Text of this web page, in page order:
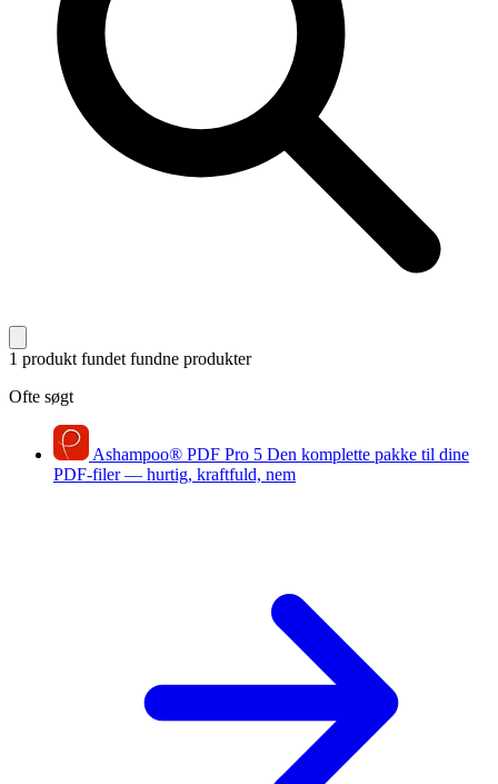
1 produkt fundet fundne produkter
Ofte søgt
Ashampoo® PDF Pro 5 Den komplette pakke til dine
PDF-filer — hurtig, kraftfuld, nem